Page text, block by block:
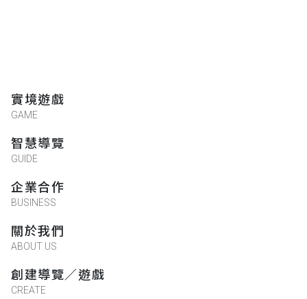
實境遊戲
GAME
智慧導覽
GUIDE
企業合作
BUSINESS
關於我們
ABOUT US
創建導覽／遊戲
CREATE